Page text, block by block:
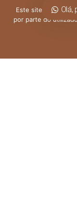
Olá,
Este site utiliza
por parte do